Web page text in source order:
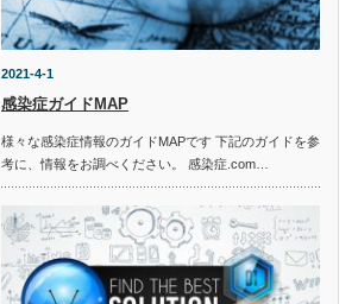
2021-4-1
感染症ガイドMAP
様々な感染症情報のガイドMAPです 下記のガイドを参
考に、情報をお調べください。 感染症.com…